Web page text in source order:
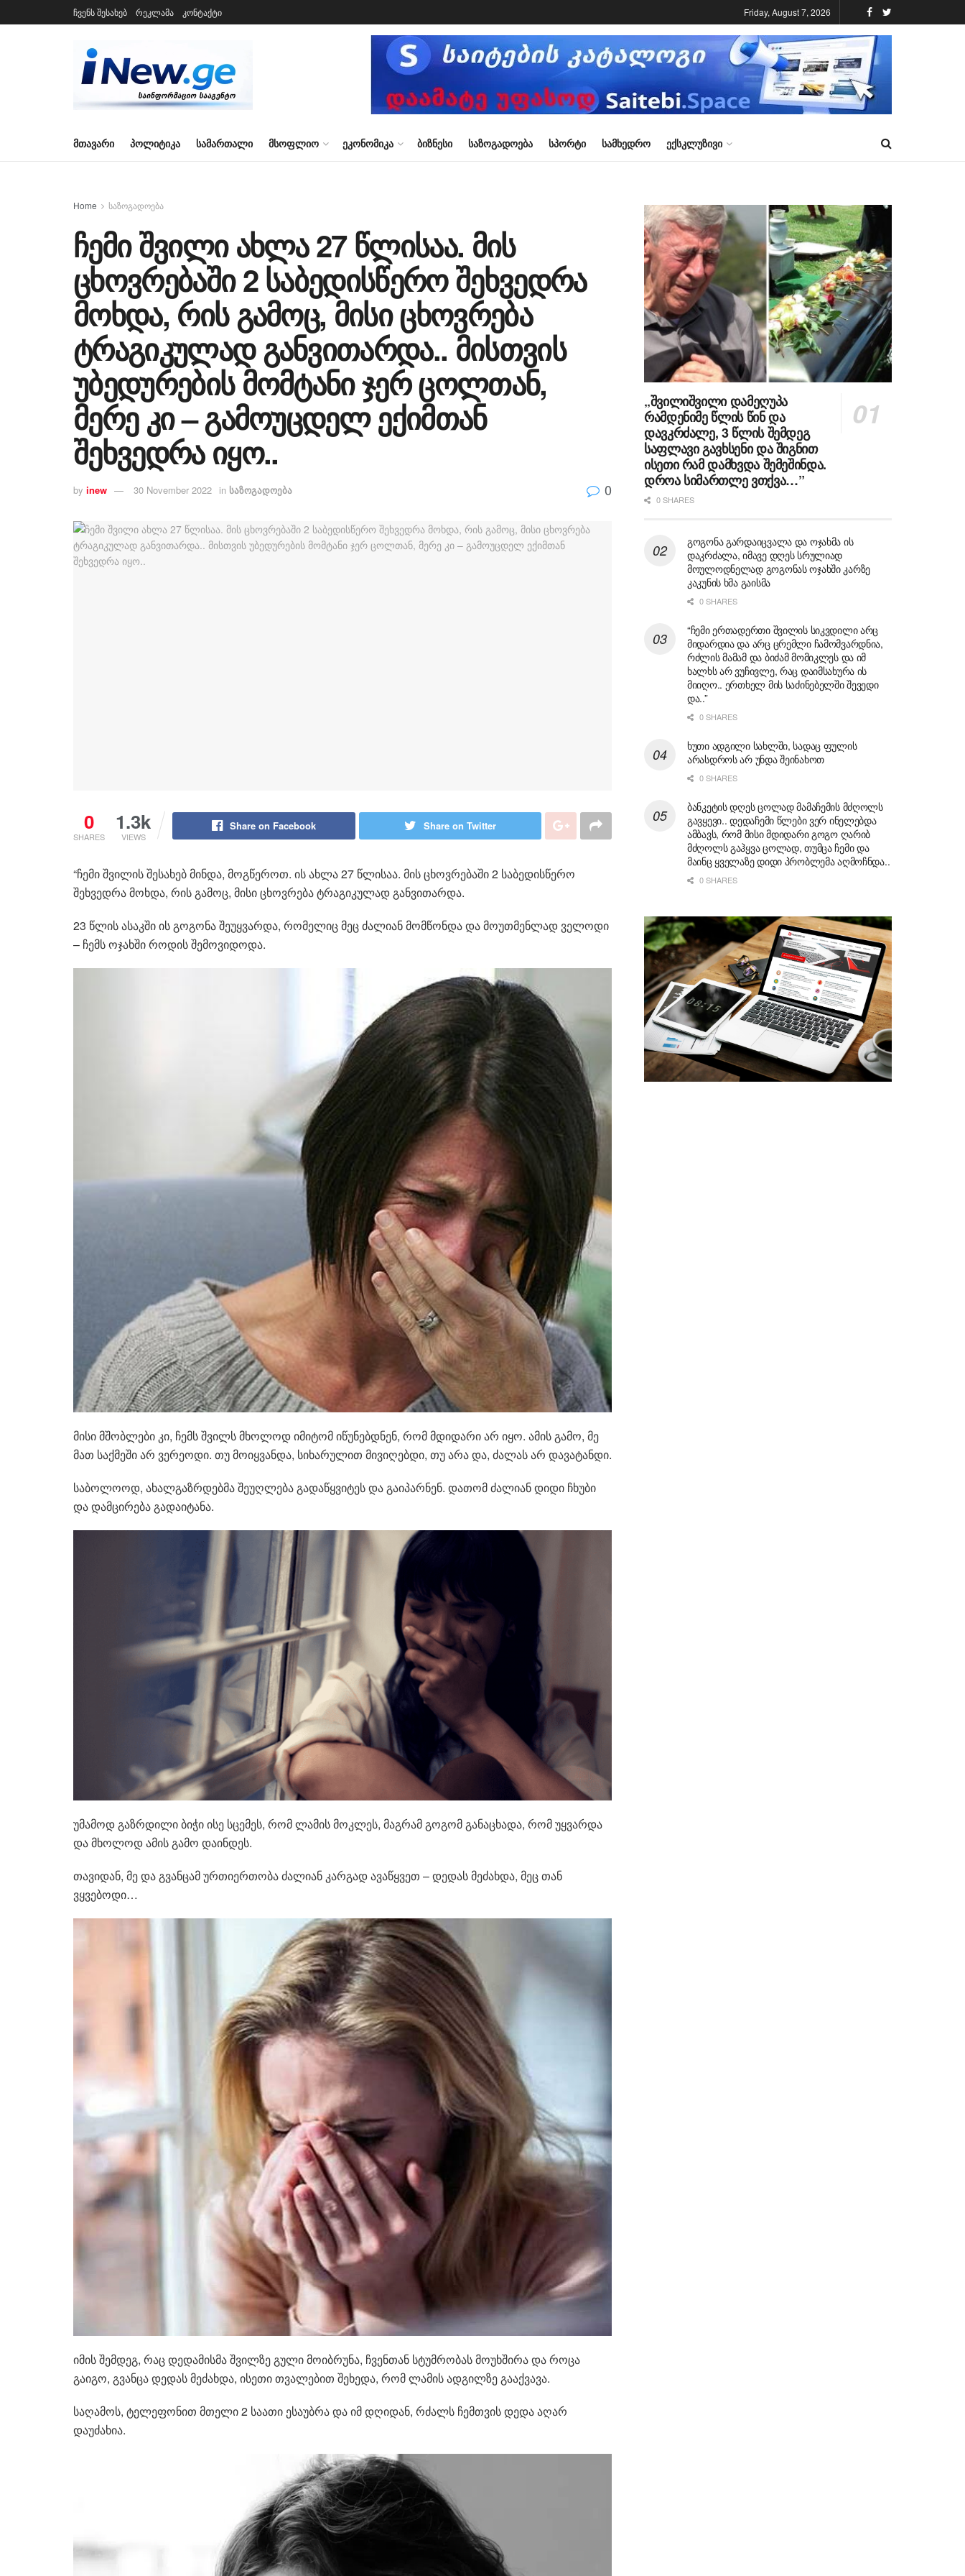
ჩვენს შესახებ რეკლამა კონტაქტი Friday, August 7, 2026
ᲛᲗᲐᲕᲐᲠᲘ ᲞᲝᲚᲘᲢᲘᲙᲐ ᲡᲐᲛᲐᲠᲗᲐᲚᲘ ᲛᲡᲝᲤᲚᲘᲝ ᲔᲙᲝᲜᲝᲛᲘᲙᲐ ᲑᲘᲖᲜᲔᲡᲘ ᲡᲐᲖᲝᲒᲐᲓᲝᲔᲑᲐ ᲡᲞᲝᲠᲢᲘ ᲡᲐᲛᲮᲔᲓᲠᲝ ᲔᲥᲡᲙᲚᲣᲖᲘᲕᲘ
Home საზოგადოება
ჩემი შვილი ახლა 27 წლისაა. მის
ცხოვრებაში 2 საბედისწერო შეხვედრა
მოხდა, რის გამოც, მისი ცხოვრება
ტრაგიკულად განვითარდა.. მისთვის
უბედურების მომტანი ჯერ ცოლთან,
მერე კი – გამოუცდელ ექიმთან
შეხვედრა იყო..
by inew 30 November 2022 in საზოგადოება 0
0
SHARES
1.3k
VIEWS
Share on Facebook Share on Twitter
“ჩემი შვილის შესახებ მინდა, მოგწეროთ. ის ახლა 27 წლისაა. მის ცხოვრებაში 2 საბედისწერო
შეხვედრა მოხდა, რის გამოც, მისი ცხოვრება ტრაგიკულად განვითარდა.
23 წლის ასაკში ის გოგონა შეუყვარდა, რომელიც მეც ძალიან მომწონდა და მოუთმენლად ველოდი
– ჩემს ოჯახში როდის შემოვიდოდა.
მისი მშობლები კი, ჩემს შვილს მხოლოდ იმიტომ იწუნებდნენ, რომ მდიდარი არ იყო. ამის გამო, მე
მათ საქმეში არ ვერეოდი. თუ მოიყვანდა, სიხარულით მივიღებდი, თუ არა და, ძალას არ დავატანდი.
საბოლოოდ, ახალგაზრდებმა შეუღლება გადაწყვიტეს და გაიპარნენ. დათომ ძალიან დიდი ჩხუბი
და დამცირება გადაიტანა.
უმამოდ გაზრდილი ბიჭი ისე სცემეს, რომ ლამის მოკლეს, მაგრამ გოგომ განაცხადა, რომ უყვარდა
და მხოლოდ ამის გამო დაინდეს.
თავიდან, მე და გვანცამ ურთიერთობა ძალიან კარგად ავაწყვეთ – დედას მეძახდა, მეც თან
ვყვებოდი…
იმის შემდეგ, რაც დედამისმა შვილზე გული მოიბრუნა, ჩვენთან სტუმრობას მოუხშირა და როცა
გაიგო, გვანცა დედას მეძახდა, ისეთი თვალებით შეხედა, რომ ლამის ადგილზე გააქვავა.
საღამოს, ტელეფონით მთელი 2 საათი ესაუბრა და იმ დღიდან, რძალს ჩემთვის დედა აღარ
დაუძახია.
„შვილიშვილი დამეღუპა
რამდენიმე წლის წინ და
დავკრძალე, 3 წლის შემდეგ
საფლავი გავხსენი და შიგნით
ისეთი რამ დამხვდა შემეშინდა.
დროა სიმართლე ვთქვა…”
0 SHARES
გოგონა გარდაიცვალა და ოჯახმა ის
დაკრძალა, იმავე დღეს სრულიად
მოულოდნელად გოგონას ოჯახში კარზე
კაკუნის ხმა გაისმა
0 SHARES
“ჩემი ერთადერთი შვილის სიკვდილი არც
მიდარდია და არც ცრემლი ჩამომვარდნია,
რძლის მამამ და ბიძამ მომიკლეს და იმ
ხალხს არ ვუჩივლე, რაც დაიმსახურა ის
მიიღო.. ერთხელ მის საძინებელში შევედი
და..”
0 SHARES
ხუთი ადგილი სახლში, სადაც ფულის
არასდროს არ უნდა შეინახოთ
0 SHARES
ბანკეტის დღეს ცოლად მამაჩემის მძღოლს
გავყევი.. დედაჩემი წლები ვერ ინელებდა
ამბავს, რომ მისი მდიდარი გოგო ღარიბ
მძღოლს გაჰყვა ცოლად, თუმცა ჩემი და
მაინც ყველაზე დიდი პრობლემა აღმოჩნდა..
0 SHARES